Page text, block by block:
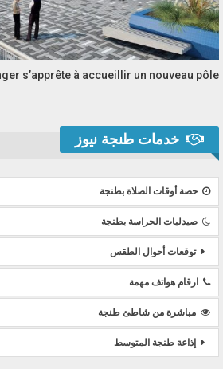
s’apprête à accueillir un nouveau pôle…
خدمات طنجة نيوز
حصة أوقات الصلاة بطنجة
صيدليات الحراسة بطنجة
توقعات أحوال الطقس
ارقام هواتف مهمة
مباشرة من شاطئ طنجة
إذاعة طنجة المتوسط